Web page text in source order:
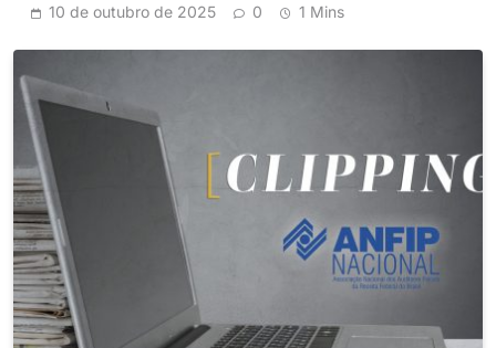
10 de outubro de 2025 0 1 Mins